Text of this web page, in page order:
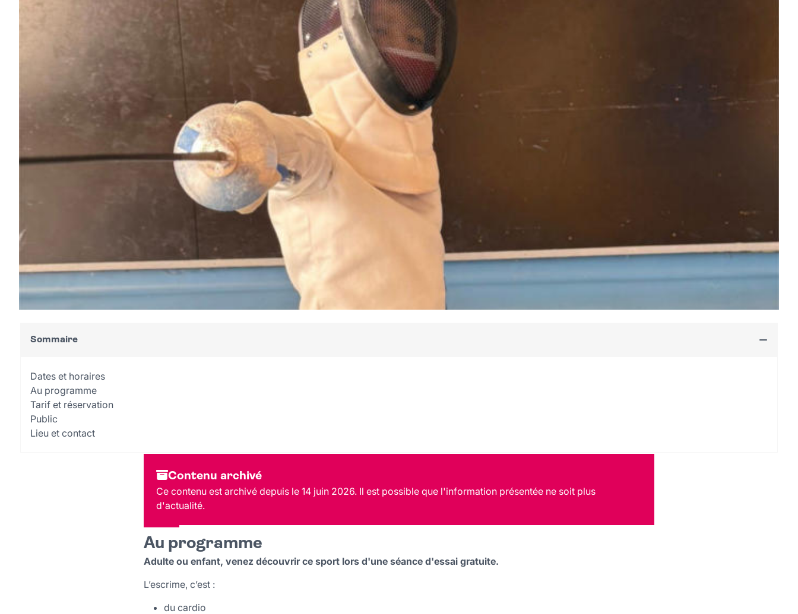
Sommaire
Dates et horaires
Au programme
Tarif et réservation
Public
Lieu et contact
Contenu archivé
Ce contenu est archivé depuis le 14 juin 2026. Il est possible que l'information présentée ne soit plus
d'actualité.
Au programme
Adulte ou enfant, venez découvrir ce sport lors d'une séance d'essai gratuite.
L’escrime, c’est :
du cardio